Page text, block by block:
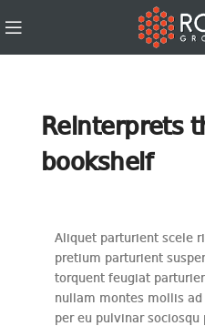
Reinterprets
bookshelf
Aliquet parturient scele
pretium parturient
torquent feugiat
nullam montes mollis
per eu pulvinar